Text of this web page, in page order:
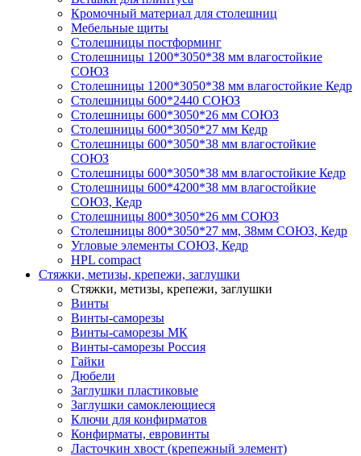
Кромочный материал для столешниц
Мебельные щиты
Столешницы постформинг
Столешницы 1200*3050*38 мм влагостойкие
СОЮЗ
Столешницы 1200*3050*38 мм влагостойкие Кедр
Столешницы 600*2440 СОЮЗ
Столешницы 600*3050*26 мм СОЮЗ
Столешницы 600*3050*27 мм Кедр
Столешницы 600*3050*38 мм влагостойкие
СОЮЗ
Столешницы 600*3050*38 мм влагостойкие Кедр
Столешницы 600*4200*38 мм влагостойкие
СОЮЗ, Кедр
Столешницы 800*3050*26 мм СОЮЗ
Столешницы 800*3050*27 мм, 38мм СОЮЗ, Кедр
Угловые элементы СОЮЗ, Кедр
HPL compact
Стяжки, метизы, крепежи, заглушки
Стяжки, метизы, крепежи, заглушки
Винты
Винты-саморезы
Винты-саморезы МК
Винты-саморезы Россия
Гайки
Дюбели
Заглушки пластиковые
Заглушки самоклеющиеся
Ключи для конфирматов
Конфирматы, евровинты
Ласточкин хвост (крепежный элемент)